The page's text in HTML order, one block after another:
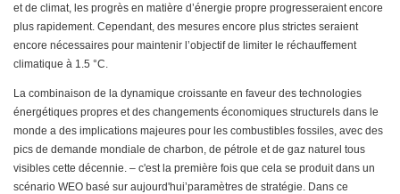
et de climat, les progrès en matière d’énergie propre progresseraient encore
plus rapidement. Cependant, des mesures encore plus strictes seraient
encore nécessaires pour maintenir l’objectif de limiter le réchauffement
climatique à 1.5 °C.
La combinaison de la dynamique croissante en faveur des technologies
énergétiques propres et des changements économiques structurels dans le
monde a des implications majeures pour les combustibles fossiles, avec des
pics de demande mondiale de charbon, de pétrole et de gaz naturel tous
visibles cette décennie. – c'est la première fois que cela se produit dans un
scénario WEO basé sur aujourd'hui’paramètres de stratégie. Dans ce